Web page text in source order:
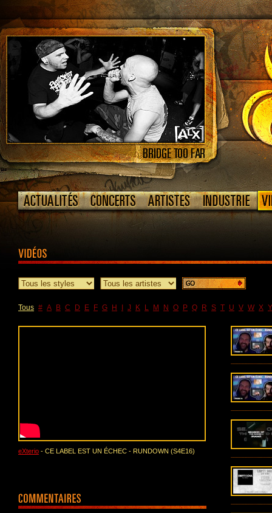
Tous # A B C D E F G H J K L M N O P Q R S T U V W X Y
eXterio - CE LABEL EST UN ÉCHEC - RUNDOWN (S4E16)